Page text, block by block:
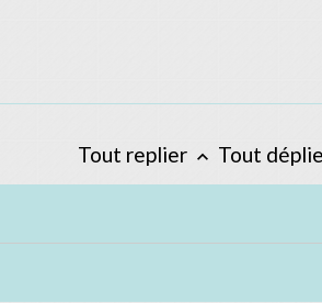
Tout replier keyboard_arrow_up Tout